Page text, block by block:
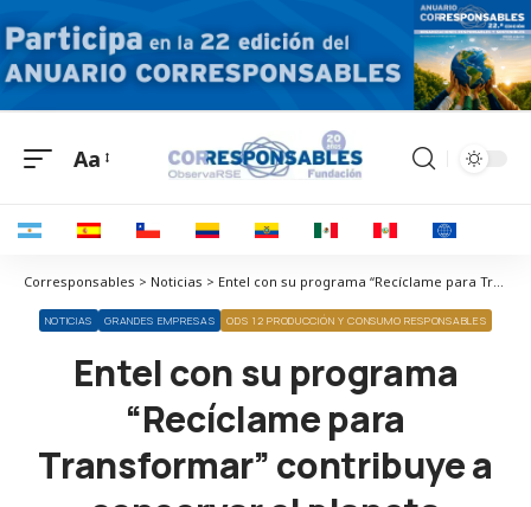
Aa
Corresponsables > Noticias > Entel con su programa “Recíclame para Transformar” contribuye a conservar el planeta
NOTICIAS GRANDES EMPRESAS ODS 12 PRODUCCIÓN Y CONSUMO RESPONSABLES
Entel con su programa
“Recíclame para
Transformar” contribuye a